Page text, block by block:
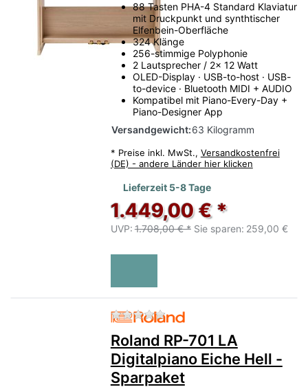
88 Tasten PHA-4 Standard Klaviatur
mit Druckpunkt und synthtischer
Elfenbein-Oberfläche
324 Klänge
256-stimmige Polyphonie
2 Lautsprecher / 2x 12 Watt
OLED-Display · USB-to-host · USB-
to-device · Bluetooth MIDI + AUDIO
Kompatibel mit Piano-Every-Day +
Piano-Designer App
Versandgewicht:63 Kilogramm
* Preise inkl. MwSt., Versandkostenfrei
(DE) - andere Länder hier klicken
Lieferzeit 5-8 Tage
1.449,00 € *
UVP: 1.708,00 € * Sie sparen: 259,00 €
Zu diesem Produkt liegen
Roland RP-701 LA
Digitalpiano Eiche Hell -
Sparpaket